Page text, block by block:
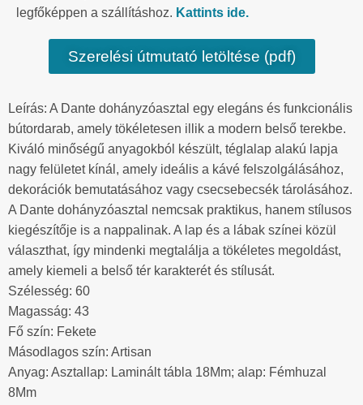
legfőképpen a szállításhoz. Kattints ide.
Szerelési útmutató letöltése (pdf)
Leírás: A Dante dohányzóasztal egy elegáns és funkcionális
bútordarab, amely tökéletesen illik a modern belső terekbe.
Kiváló minőségű anyagokból készült, téglalap alakú lapja
nagy felületet kínál, amely ideális a kávé felszolgálásához,
dekorációk bemutatásához vagy csecsebecsék tárolásához.
A Dante dohányzóasztal nemcsak praktikus, hanem stílusos
kiegészítője is a nappalinak. A lap és a lábak színei közül
választhat, így mindenki megtalálja a tökéletes megoldást,
amely kiemeli a belső tér karakterét és stílusát.
Szélesség: 60
Magasság: 43
Fő szín: Fekete
Másodlagos szín: Artisan
Anyag: Asztallap: Laminált tábla 18Mm; alap: Fémhuzal
8Mm